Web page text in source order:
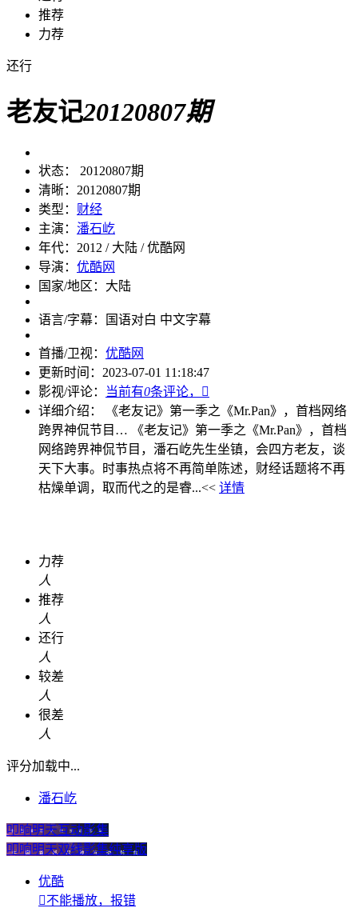
推荐
力荐
还行
老友记20120807期
状态：
20120807期
清晰： 20120807期
类型： 财经
主演： 潘石屹
年代： 2012 / 大陆 / 优酷网
导演： 优酷网
国家/地区： 大陆
语言/字幕： 国语对白 中文字幕
首播/卫视： 优酷网
更新时间： 2023-07-01 11:18:47
影视/评论：
当前有0条评论，

详细介绍：
《老友记》第一季之《Mr.Pan》，首档网络
跨界神侃节目…
《老友记》第一季之《Mr.Pan》，首档
网络跨界神侃节目，潘石屹先生坐镇，会四方老友，谈
天下大事。时事热点将不再简单陈述，财经话题将不再
枯燥单调，取而代之的是睿...<< 详情
力荐
人
推荐
人
还行
人
较差
人
很差
人
评分加载中...
潘石屹
叩响明天互动影集
叩响明天双线影集纯享版
优酷
不能播放，报错